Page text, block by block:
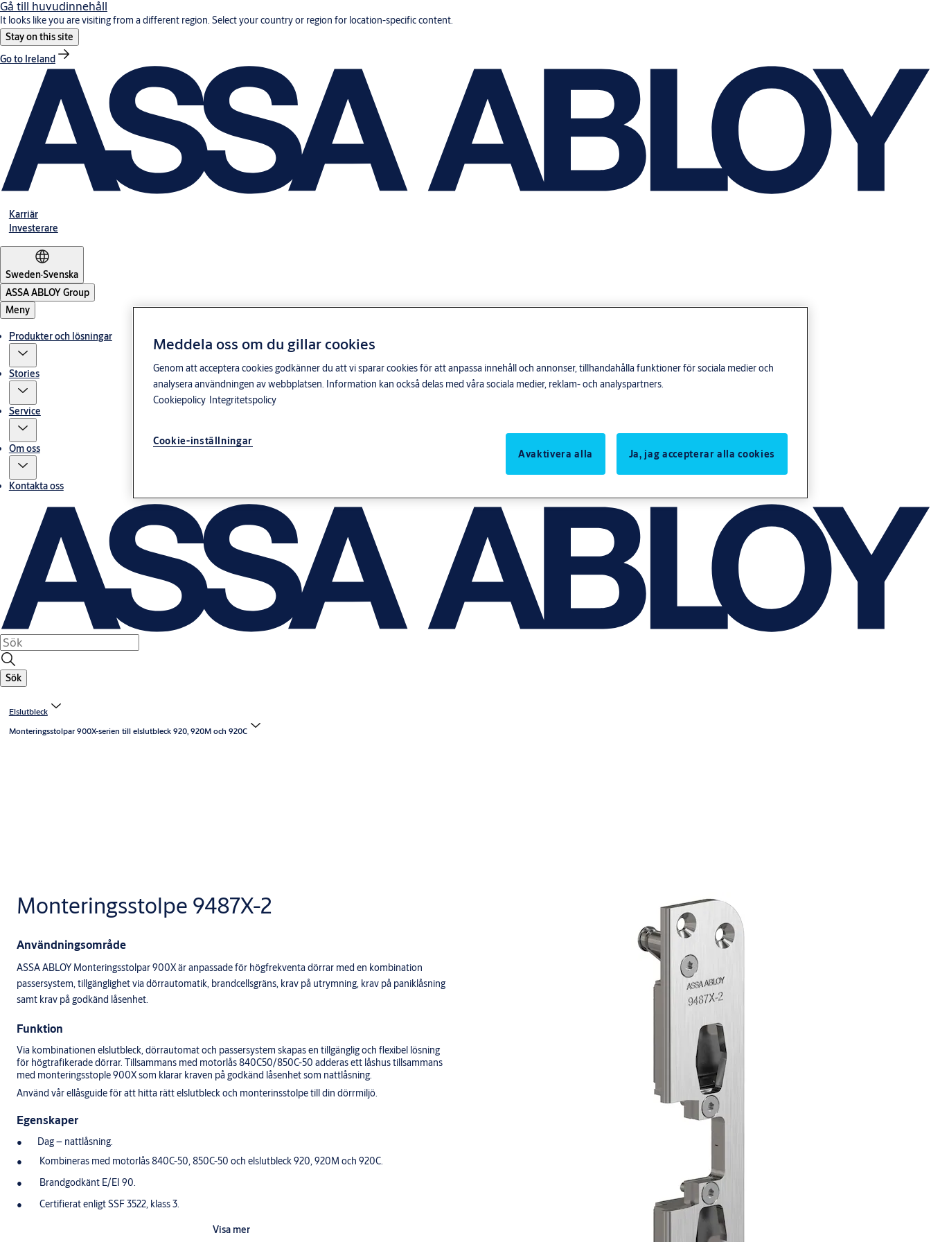
Gå till huvudinnehåll
It looks like you are visiting from a different region. Select your country or region for location-specific content.
Stay on this site
Go to Ireland
Karriär
Investerare
Sweden·Svenska
ASSA ABLOY Group
Meny
Produkter och lösningar
Stories
Service
Om oss
Kontakta oss
Sök
Elslutbleck
Monteringsstolpar 900X-serien till elslutbleck 920, 920M och 920C
Monteringsstolpe 9487X-2
Användningsområde
ASSA ABLOY Monteringsstolpar 900X är anpassade för högfrekventa dörrar med en kombination
passersystem, tillgänglighet via dörrautomatik, brandcellsgräns, krav på utrymning, krav på paniklåsning
samt krav på godkänd låsenhet.
Funktion
Via kombinationen elslutbleck, dörrautomat och passersystem skapas en tillgänglig och flexibel lösning
för högtrafikerade dörrar. Tillsammans med motorlås 840C50/850C-50 adderas ett låshus tillsammans
med monteringsstople 900X som klarar kraven på godkänd låsenhet som nattlåsning.
Använd vår ellåsguide för att hitta rätt elslutbleck och monterinsstolpe till din dörrmiljö.
Egenskaper
Dag – nattlåsning.
Kombineras med motorlås 840C-50, 850C-50 och elslutbleck 920, 920M och 920C.
Brandgodkänt E/EI 90.
Certifierat enligt SSF 3522, klass 3.
Monteringsstolpe för elslutbleck 920, 920M och 920C.
Visa mer
Meddela oss om du gillar cookies
Genom att acceptera cookies godkänner du att vi sparar cookies för att anpassa innehåll och annonser, tillhandahålla funktioner för sociala medier och
analysera användningen av webbplatsen. Information kan också delas med våra sociala medier, reklam- och analyspartners.
Cookiepolicy Integritetspolicy
Cookie-inställningar
Avaktivera alla
Ja, jag accepterar alla cookies